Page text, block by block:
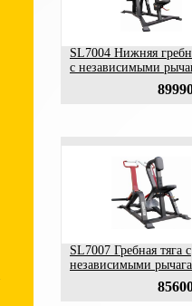
SL7004 Нижняя
с независимыми
SL7007 Гребная тяга с
независимыми